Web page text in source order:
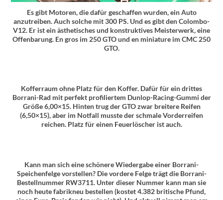
Es gibt Motoren, die dafür geschaffen wurden, ein Auto
anzutreiben. Auch solche mit 300 PS. Und es gibt den Colombo-
V12. Er ist ein ästhetisches und konstruktives Meisterwerk, eine
Offenbarung. En gros im 250 GTO und en miniature im CMC 250
GTO.
Kofferraum ohne Platz für den Koffer. Dafür für ein drittes
Borrani-Rad mit perfekt profiliertem Dunlop-Racing-Gummi der
Größe 6,00×15. Hinten trug der GTO zwar breitere Reifen
(6,50×15), aber im Notfall musste der schmale Vorderreifen
reichen. Platz für einen Feuerlöscher ist auch.
Kann man sich eine schönere Wiedergabe einer Borrani-
Speichenfelge vorstellen? Die vordere Felge trägt die Borrani-
Bestellnummer RW3711. Unter dieser Nummer kann man sie
noch heute fabrikneu bestellen (kostet 4.382 britische Pfund,